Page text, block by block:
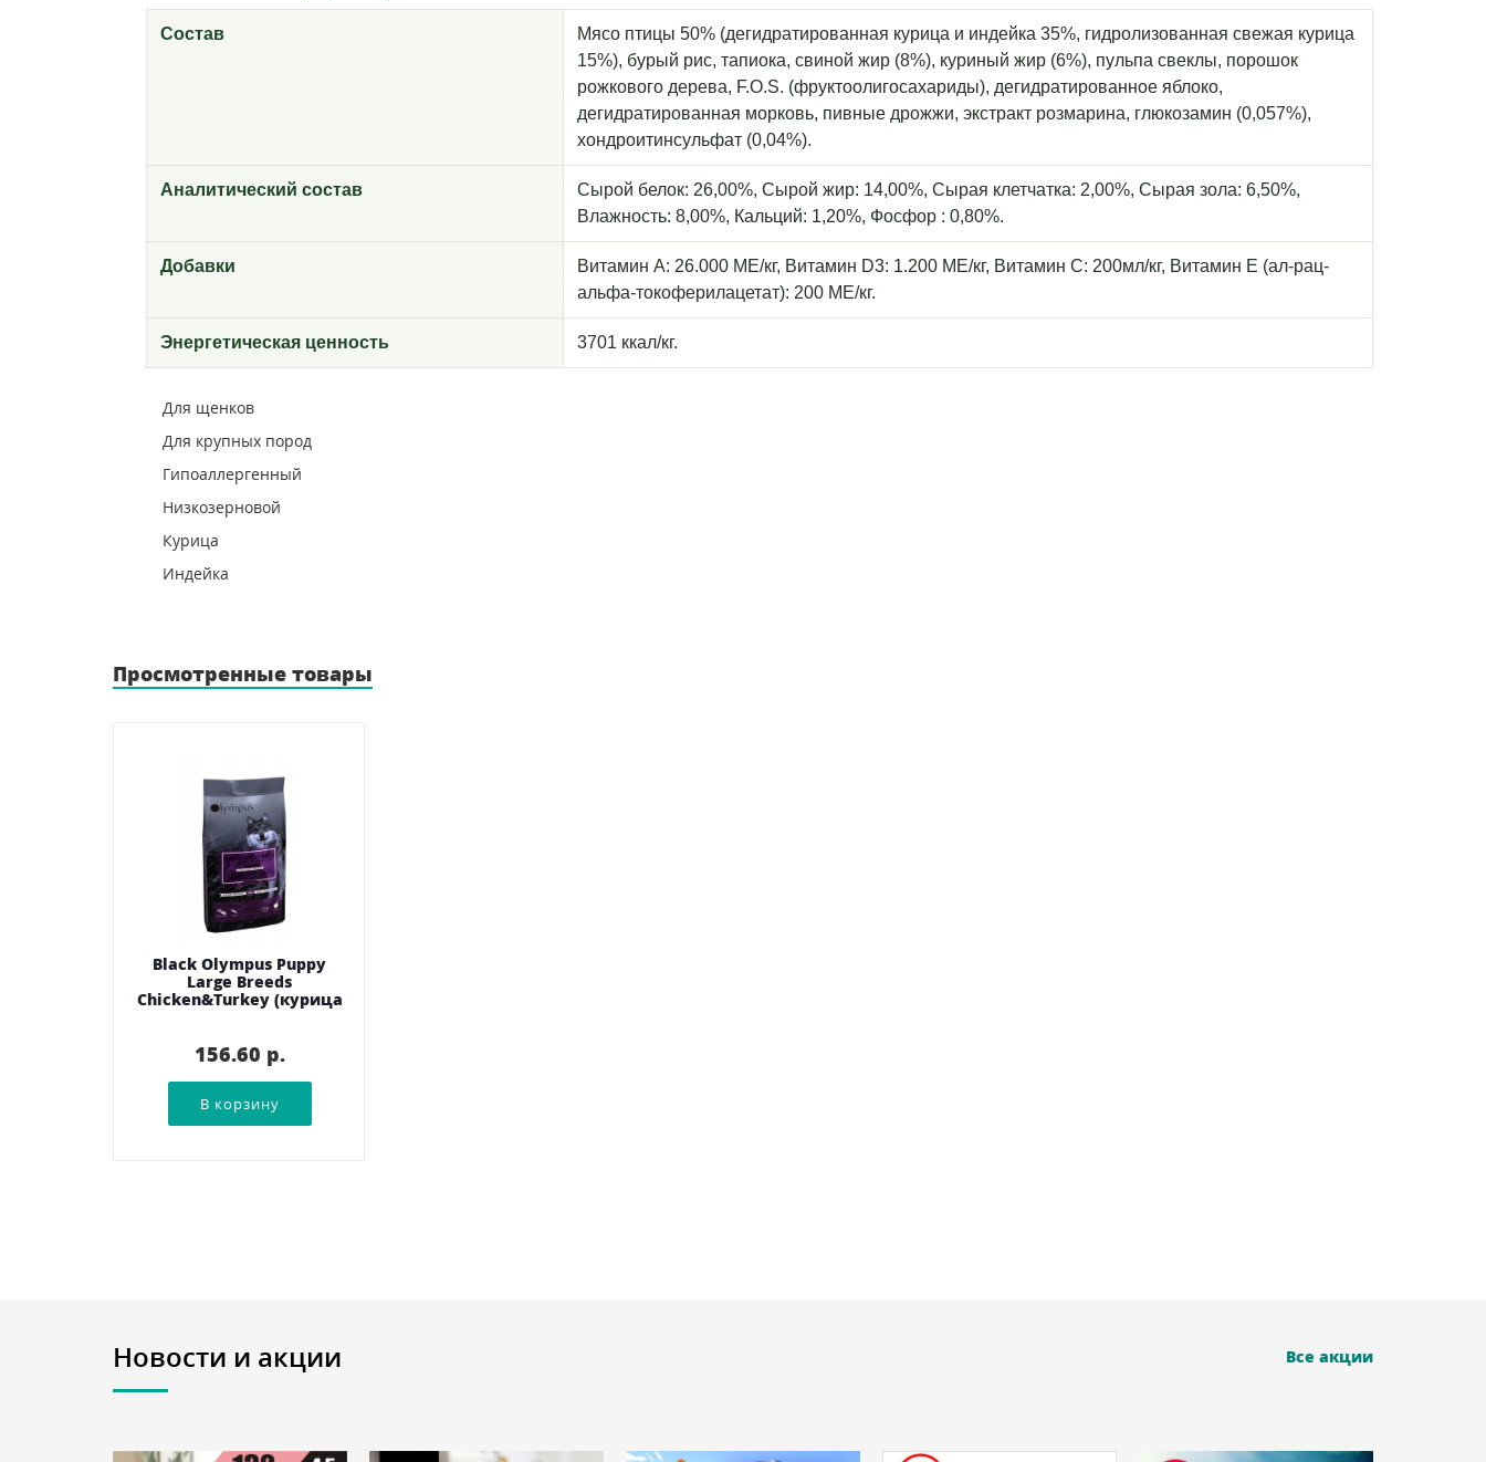
Состав
Мясо птицы 50% (дегидратированная курица и индейка 35%, гидролизованная свежая курица
15%), бурый рис, тапиока, свиной жир (8%), куриный жир (6%), пульпа свеклы, порошок
рожкового дерева, F.O.S. (фруктоолигосахариды), дегидратированное яблоко,
дегидратированная морковь, пивные дрожжи, экстракт розмарина, глюкозамин (0,057%),
хондроитинсульфат (0,04%).
Аналитический состав
Сырой белок: 26,00%, Сырой жир: 14,00%, Сырая клетчатка: 2,00%, Сырая зола: 6,50%,
Влажность: 8,00%, Кальций: 1,20%, Фосфор : 0,80%.
Добавки
Витамин А: 26.000 МЕ/кг, Витамин D3: 1.200 МЕ/кг, Витамин С: 200мл/кг, Витамин Е (ал-рац-
альфа-токоферилацетат): 200 МЕ/кг.
Энергетическая ценность 3701 ккал/кг.
Для щенков
Для крупных пород
Гипоаллергенный
Низкозерновой
Курица
Индейка
Просмотренные товары
Black Olympus Puppy
Large Breeds
Chicken&Turkey (курица
156.60 p.
Новости и акции Все акции